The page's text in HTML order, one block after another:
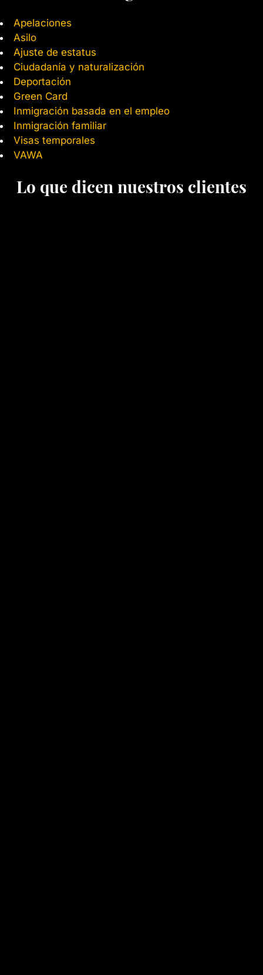
Apelaciones
Asilo
Ajuste de estatus
Ciudadanía y naturalización
Deportación
Green Card
Inmigración basada en el empleo
Inmigración familiar
Visas temporales
VAWA
Lo que dicen nuestros clientes